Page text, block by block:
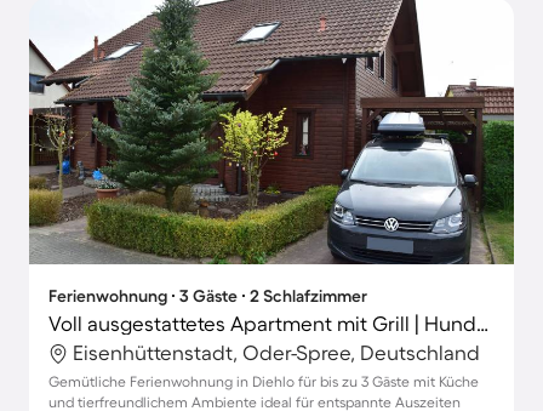
Ferienwohnung ∙ 3 Gäste ∙ 2 Schlafzimmer
Voll ausgestattetes Apartment mit Grill | Hunde erlaubt
Eisenhüttenstadt, Oder-Spree, Deutschland
Gemütliche Ferienwohnung in Diehlo für bis zu 3 Gäste mit Küche
und tierfreundlichem Ambiente ideal für entspannte Auszeiten